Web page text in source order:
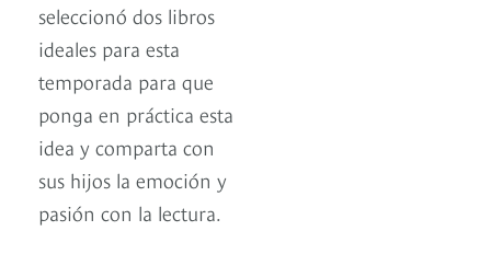
seleccionó dos libros
ideales para esta
temporada para que
ponga en práctica esta
idea y comparta con
sus hijos la emoción y
pasión con la lectura.